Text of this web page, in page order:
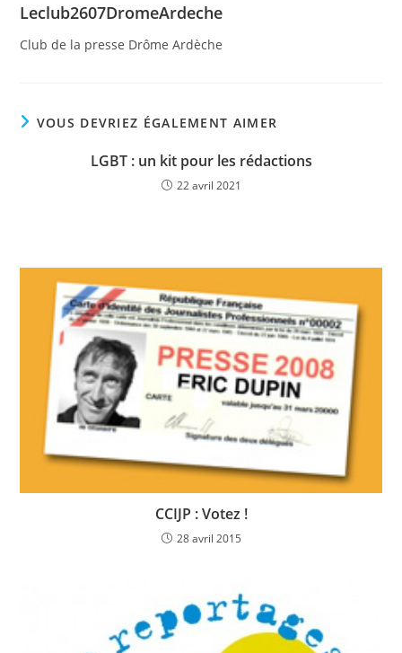
Leclub2607DromeArdeche
Club de la presse Drôme Ardèche
VOUS DEVRIEZ ÉGALEMENT AIMER
LGBT : un kit pour les rédactions
22 avril 2021
CCIJP : Votez !
28 avril 2015